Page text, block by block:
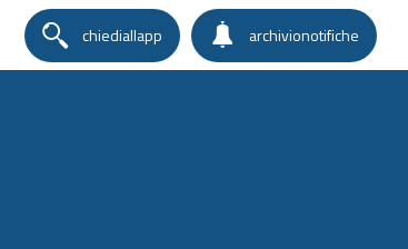
chiediallapp archivionotifiche